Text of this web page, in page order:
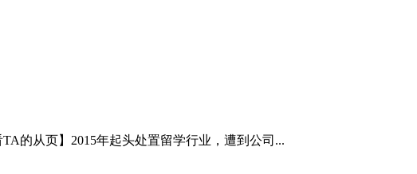
的从页】2015年起头处置留学行业，遭到公司...